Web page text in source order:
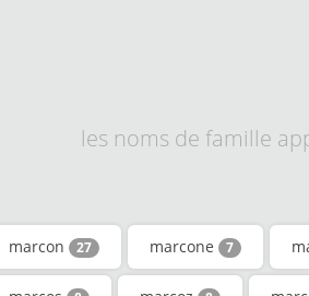
les noms de famille
marcon 27 marcone 7